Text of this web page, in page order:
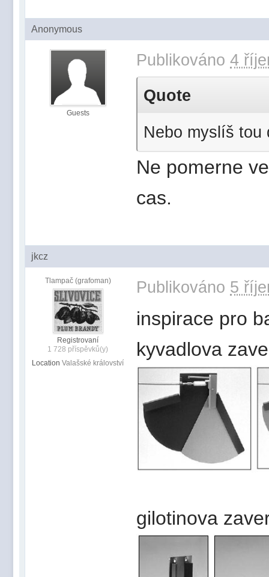
Anonymous
Guests
Publikováno 4
Quote
Nebo myslíš tou
Ne pomerne
cas.
jkcz
Tlampač (grafoman)
Registrovaní
1 728 příspěvků(y)
Location Valašské království
Publikováno 5
inspirace pro
kyvadlova
gilotinova